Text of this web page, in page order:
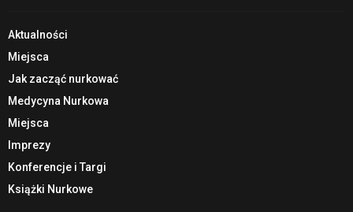
Aktualności
Miejsca
Jak zacząć nurkować
Medycyna Nurkowa
Miejsca
Imprezy
Konferencje i Targi
Książki Nurkowe